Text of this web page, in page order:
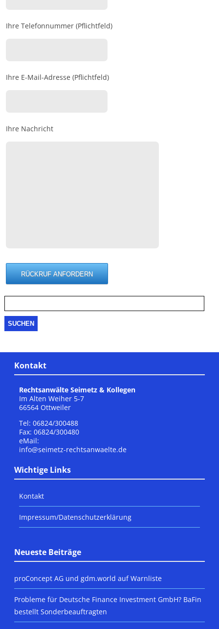
Ihre Telefonnummer (Pflichtfeld)
Ihre E-Mail-Adresse (Pflichtfeld)
Ihre Nachricht
nach:
Kontakt
Rechtsanwälte Seimetz & Kollegen
Im Alten Weiher 5-7
66564 Ottweiler
Tel: 06824/300488
Fax: 06824/300480
eMail:
info@seimetz-rechtsanwaelte.de
Wichtige Links
Kontakt
Impressum/Datenschutzerklärung
Neueste Beiträge
proConcept AG und gdm.world auf Warnliste
Probleme für Deutsche Finance Investment GmbH? BaFin
bestellt Sonderbeauftragten